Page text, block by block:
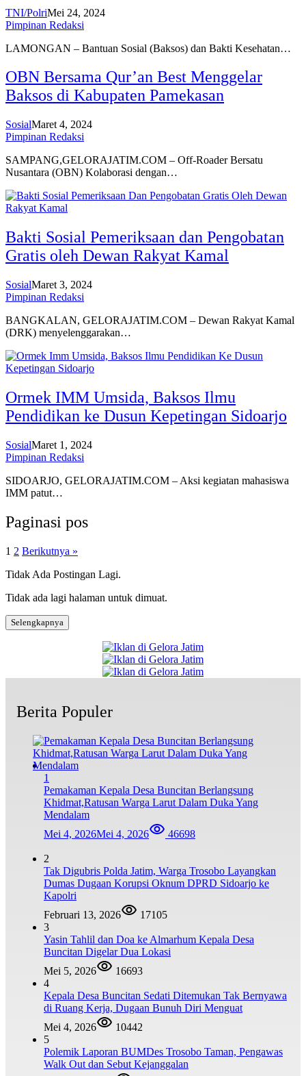
TNI/PolriMei 24, 2024
Pimpinan Redaksi
LAMONGAN – Bantuan Sosial (Baksos) dan Bakti Kesehatan…
OBN Bersama Qur’an Best Menggelar
Baksos di Kabupaten Pamekasan
SosialMaret 4, 2024
Pimpinan Redaksi
SAMPANG,GELORAJATIM.COM – Off-Roader Bersatu
Nusantara (OBN) Kolaborasi dengan…
Bakti Sosial Pemeriksaan dan Pengobatan
Gratis oleh Dewan Rakyat Kamal
SosialMaret 3, 2024
Pimpinan Redaksi
BANGKALAN, GELORAJATIM.COM – Dewan Rakyat Kamal
(DRK) menyelenggarakan…
Ormek IMM Umsida, Baksos Ilmu
Pendidikan ke Dusun Kepetingan Sidoarjo
SosialMaret 1, 2024
Pimpinan Redaksi
SIDOARJO, GELORAJATIM.COM – Aksi kegiatan mahasiswa
IMM patut…
Paginasi pos
1 2 Berikutnya »
Tidak Ada Postingan Lagi.
Tidak ada lagi halaman untuk dimuat.
Selengkapnya
Berita Populer
1
Pemakaman Kepala Desa Buncitan Berlangsung
Khidmat,Ratusan Warga Larut Dalam Duka Yang
Mendalam
Mei 4, 2026Mei 4, 2026 46698
2
Tak Digubris Polda Jatim, Warga Trosobo Layangkan
Dumas Dugaan Korupsi Oknum DPRD Sidoarjo ke
Kapolri
Februari 13, 2026
17105
3
Yasin Tahlil dan Doa ke Almarhum Kepala Desa
Buncitan Digelar Dua Lokasi
Mei 5, 2026
16693
4
Kepala Desa Buncitan Sedati Ditemukan Tak Bernyawa
di Ruang Kerja, Dugaan Bunuh Diri Menguat
Mei 4, 2026
10442
5
Polemik Laporan BUMDes Trosobo Taman, Pengawas
Walk Out dan Sebut Kejanggalan